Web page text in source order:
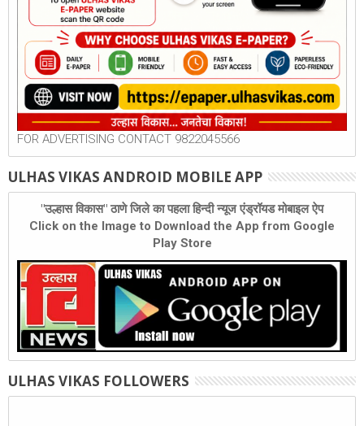
FOR ADVERTISING CONTACT 9822045566
ULHAS VIKAS ANDROID MOBILE APP
"उल्हास विकास" ठाणे जिले का पहला हिन्दी न्यूज एंड्रॉयड मोबाइल ऐप
Click on the Image to Download the App from Google
Play Store
ULHAS VIKAS FOLLOWERS